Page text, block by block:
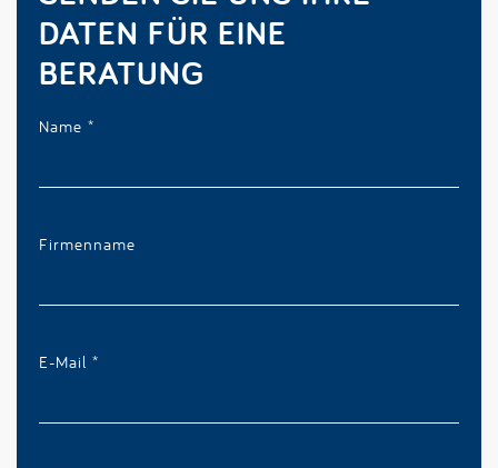
DATEN FÜR EINE
BERATUNG
Name *
Firmenname
E-Mail *